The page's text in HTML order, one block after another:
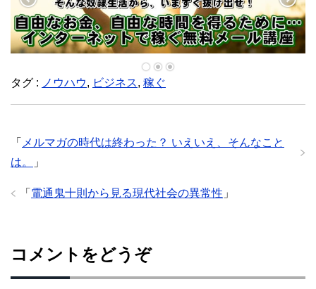
タグ : ノウハウ, ビジネス, 稼ぐ
「 メルマガの時代は終わった？ いえいえ、そんなこと
は。
」
「 電通鬼十則から見る現代社会の異常性 」
コメントをどうぞ